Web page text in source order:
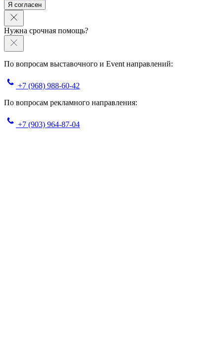
Я согласен
Нужна срочная помощь?
По вопросам выставочного и Event направлений:
+7 (968) 988-60-42
По вопросам рекламного направления:
+7 (903) 964-87-04